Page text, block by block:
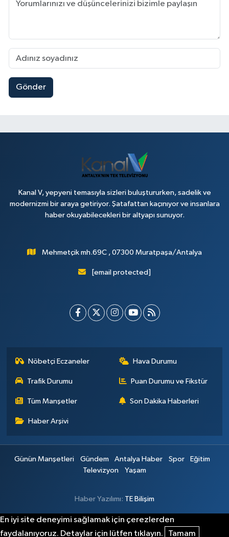
Gönder
Kanal V, yepyeni temasıyla sizleri buluştururken, sadelik ve
modernizmi bir araya getiriyor. Şatafattan kaçınıyor ve insanlara
haber okuyabilecekleri bir altyapı sunuyor.
Mehmetçik mh.69C , 07300 Muratpaşa/Antalya
[email protected]
Nöbetçi Eczaneler Hava Durumu
Trafik Durumu Puan Durumu ve Fikstür
Tüm Manşetler Son Dakika Haberleri
Haber Arşivi
Günün Manşetleri Gündem Antalya Haber Spor
Eğitim
Televizyon
Yaşam
Haber Yazılımı: TE Bilişim
En iyi site deneyimi sağlamak için çerezlerden
faydalanıyoruz. Detaylar için lütfen tıklayın.
Tamam